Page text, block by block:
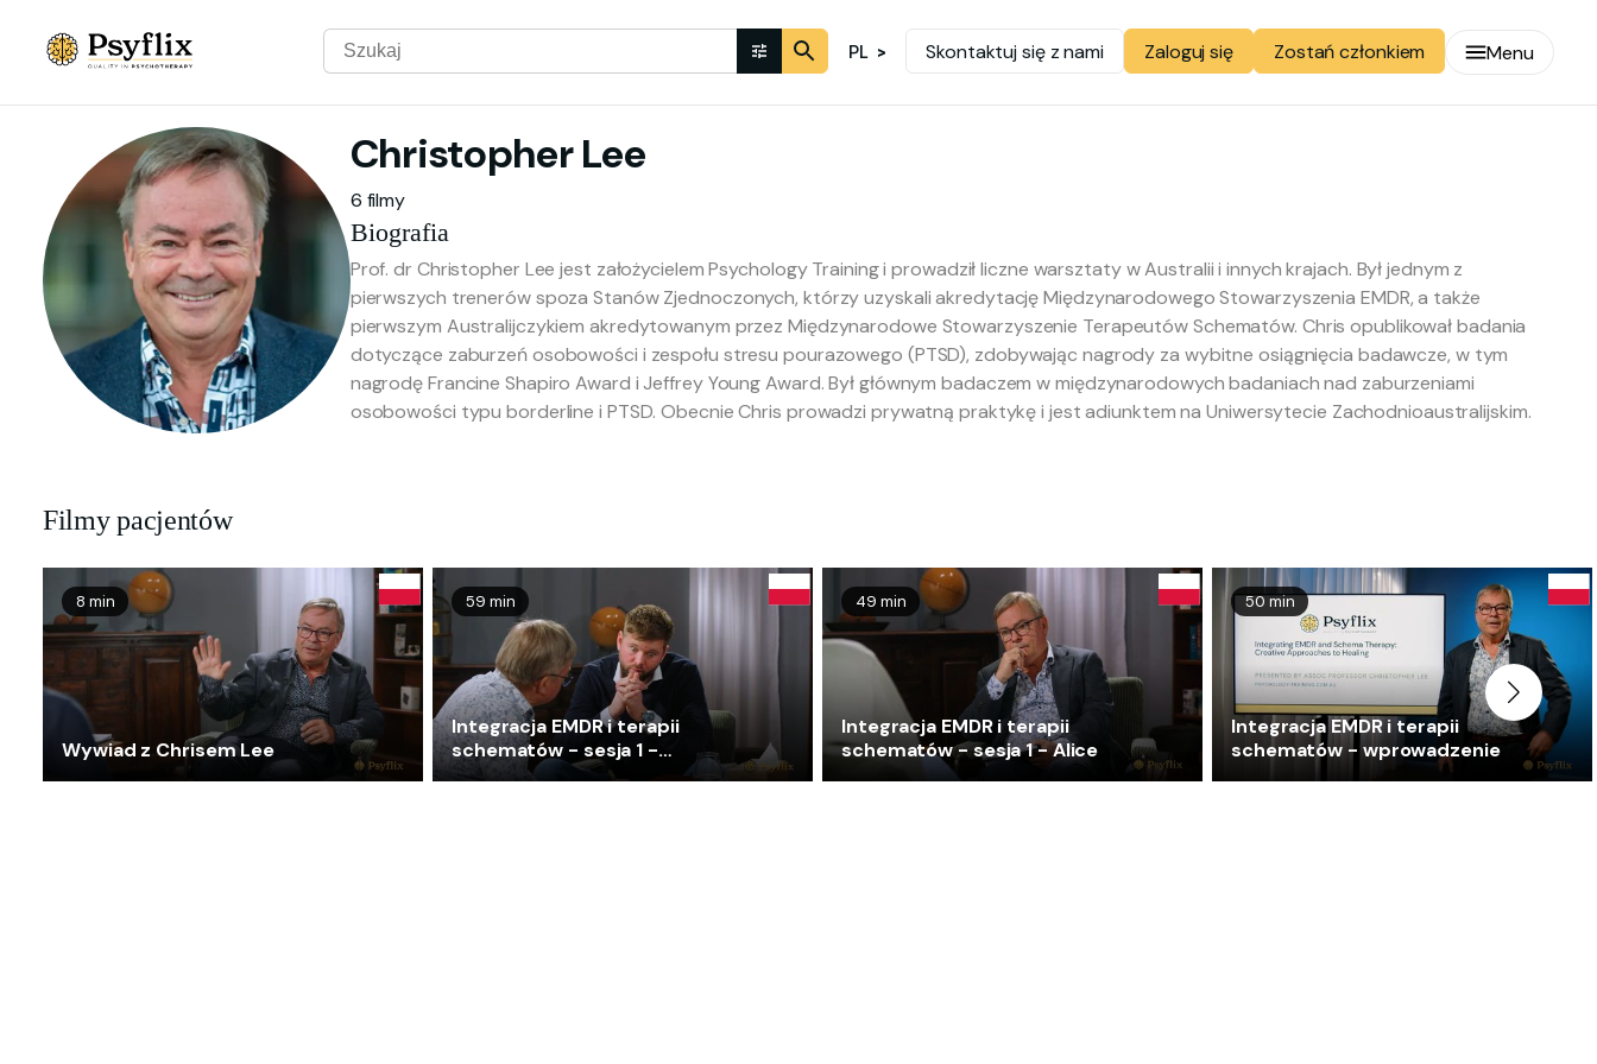
PL Skontaktuj się z nami Zaloguj się Zostań członkiem Menu
ChristopherLee
6 filmy
Biografia
Prof. dr Christopher Lee jest założycielem Psychology Training i prowadził liczne warsztaty w Australii i innych krajach. Był jednym z
pierwszych trenerów spoza Stanów Zjednoczonych, którzy uzyskali akredytację Międzynarodowego Stowarzyszenia EMDR, a także
pierwszym Australijczykiem akredytowanym przez Międzynarodowe Stowarzyszenie Terapeutów Schematów. Chris opublikował badania
dotyczące zaburzeń osobowości i zespołu stresu pourazowego (PTSD), zdobywając nagrody za wybitne osiągnięcia badawcze, w tym
nagrodę Francine Shapiro Award i Jeffrey Young Award. Był głównym badaczem w międzynarodowych badaniach nad zaburzeniami
osobowości typu borderline i PTSD. Obecnie Chris prowadzi prywatną praktykę i jest adiunktem na Uniwersytecie Zachodnioaustralijskim.
Filmy pacjentów
8 min
Wywiad z Chrisem Lee
59 min
Integracja EMDR i terapii
schematów - sesja 1 -
Jonathan
49 min
Integracja EMDR i terapii
schematów - sesja 1 - Alice
50 min
Integracja EMDR i terapii
schematów - wprowadzenie